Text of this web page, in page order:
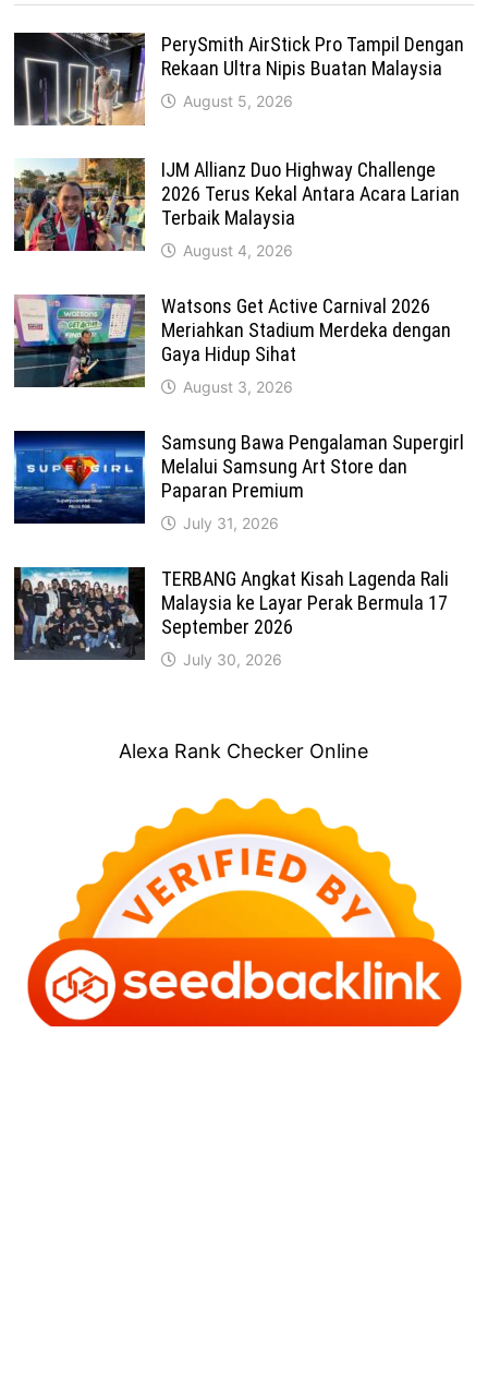
PerySmith AirStick Pro Tampil Dengan
Rekaan Ultra Nipis Buatan Malaysia
August 5, 2026
IJM Allianz Duo Highway Challenge
2026 Terus Kekal Antara Acara Larian
Terbaik Malaysia
August 4, 2026
Watsons Get Active Carnival 2026
Meriahkan Stadium Merdeka dengan
Gaya Hidup Sihat
August 3, 2026
Samsung Bawa Pengalaman Supergirl
Melalui Samsung Art Store dan
Paparan Premium
July 31, 2026
TERBANG Angkat Kisah Lagenda Rali
Malaysia ke Layar Perak Bermula 17
September 2026
July 30, 2026
Alexa Rank Checker Online